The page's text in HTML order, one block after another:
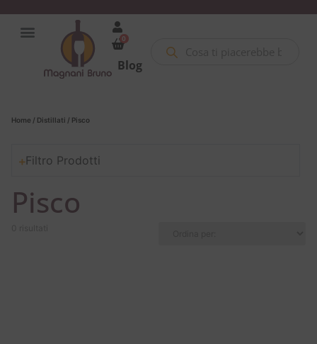
0
Blog
Home / Distillati / Pisco
Filtro Prodotti
Pisco